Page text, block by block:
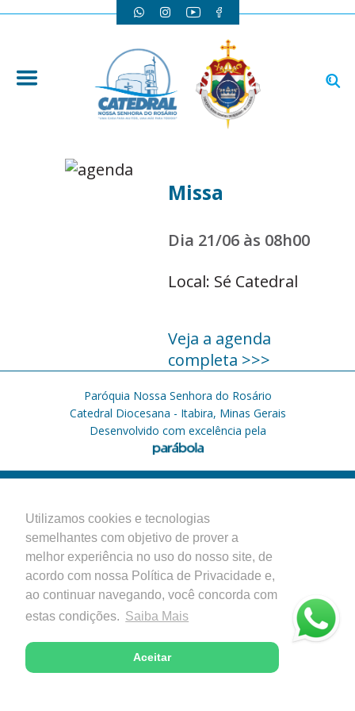
Utilizamos cookies e tecnologias
semelhantes com objetivo de prover a
melhor experiência no uso do nosso site, de
acordo com nossa Política de Privacidade e,
ao continuar navegando, você concorda com
estas condições. Saiba Mais
Aceitar
Missa
Dia 21/06 às 08h00
Local: Sé Catedral
Veja a agenda
completa >>>
Paróquia Nossa Senhora do Rosário
Catedral Diocesana - Itabira, Minas Gerais
Desenvolvido com excelência pela